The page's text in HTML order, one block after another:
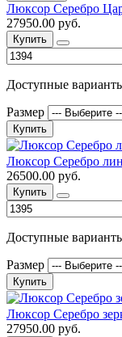
Люксор Серебро
27950.00 руб.
Купить
Доступные
Размер
Купить
Люксор Серебро
26500.00 руб.
Купить
Доступные
Размер
Купить
Люксор Серебро
27950.00 руб.